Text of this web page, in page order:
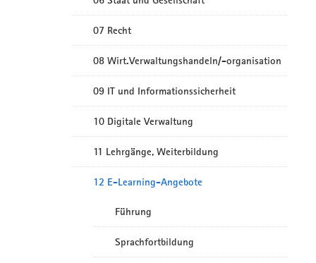
07 Recht
08 Wirt.Verwaltungshandeln/-organisation
09 IT und Informationssicherheit
10 Digitale Verwaltung
11 Lehrgänge, Weiterbildung
12 E-Learning-Angebote
Führung
Sprachfortbildung